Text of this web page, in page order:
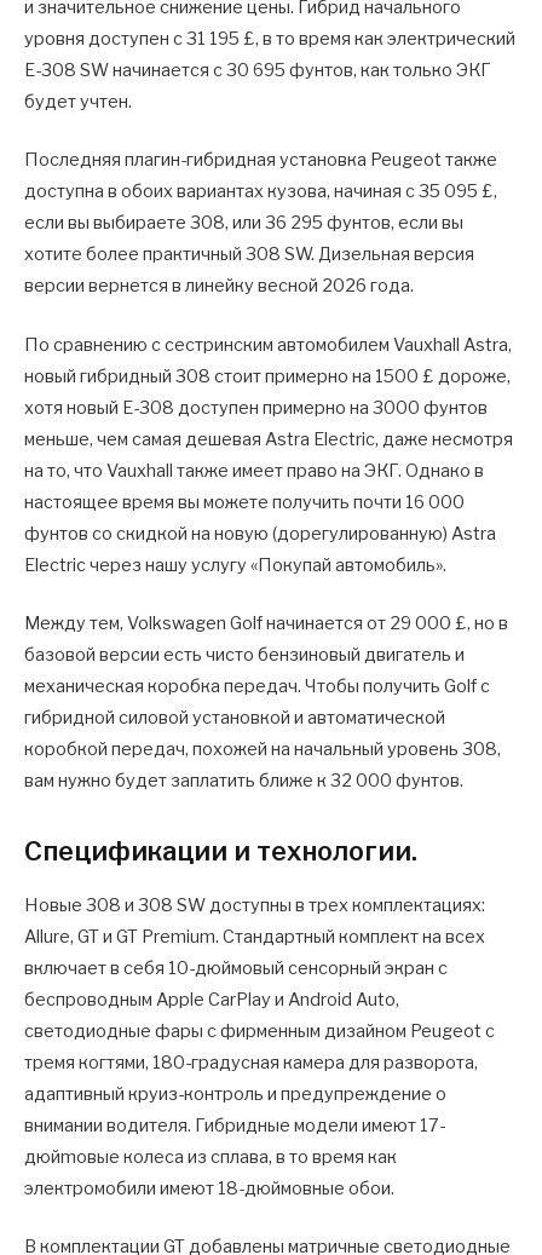
и значительное снижение цены. Гибрид начального
уровня доступен с 31 195 £, в то время как электрический
E-308 SW начинается с 30 695 фунтов, как только ЭКГ
будет учтен.
Последняя плагин-гибридная установка Peugeot также
доступна в обоих вариантах кузова, начиная с 35 095 £,
если вы выбираете 308, или 36 295 фунтов, если вы
хотите более практичный 308 SW. Дизельная версия
версии вернется в линейку весной 2026 года.
По сравнению с сестринским автомобилем Vauxhall Astra,
новый гибридный 308 стоит примерно на 1500 £ дороже,
хотя новый E-308 доступен примерно на 3000 фунтов
меньше, чем самая дешевая Astra Electric, даже несмотря
на то, что Vauxhall также имеет право на ЭКГ. Однако в
настоящее время вы можете получить почти 16 000
фунтов со скидкой на новую (дорегулированную) Astra
Electric через нашу услугу «Покупай автомобиль».
Между тем, Volkswagen Golf начинается от 29 000 £, но в
базовой версии есть чисто бензиновый двигатель и
механическая коробка передач. Чтобы получить Golf с
гибридной силовой установкой и автоматической
коробкой передач, похожей на начальный уровень 308,
вам нужно будет заплатить ближе к 32 000 фунтов.
Спецификации и технологии.
Новые 308 и 308 SW доступны в трех комплектациях:
Allure, GT и GT Premium. Стандартный комплект на всех
включает в себя 10-дюймовый сенсорный экран с
беспроводным Apple CarPlay и Android Auto,
светодиодные фары с фирменным дизайном Peugeot с
тремя когтями, 180-градусная камера для разворота,
адаптивный круиз-контроль и предупреждение о
внимании водителя. Гибридные модели имеют 17-
дюйmoвые колеса из сплава, в то время как
электромобили имеют 18-дюймовные обои.
В комплектации GT добавлены матричные светодиодные